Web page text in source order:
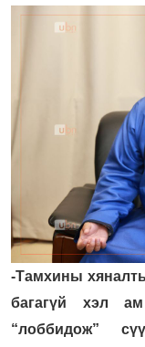
-Тамхины
багагүй хэл
“лоббидож”